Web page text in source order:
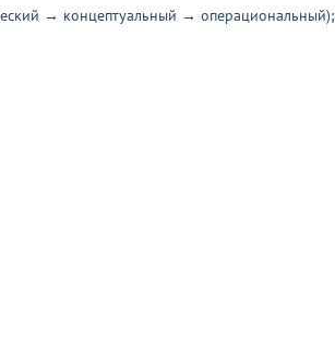
→ концептуальный → операциональный);